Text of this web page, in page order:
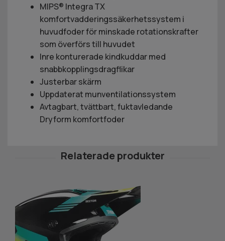
MIPS® Integra TX
komfortvadderingssäkerhetssystem i
huvudfoder för minskade rotationskrafter
som överförs till huvudet
Inre konturerade kindkuddar med
snabbkopplingsdragflikar
Justerbar skärm
Uppdaterat munventilationssystem
Avtagbart, tvättbart, fuktavledande
Dryform komfortfoder